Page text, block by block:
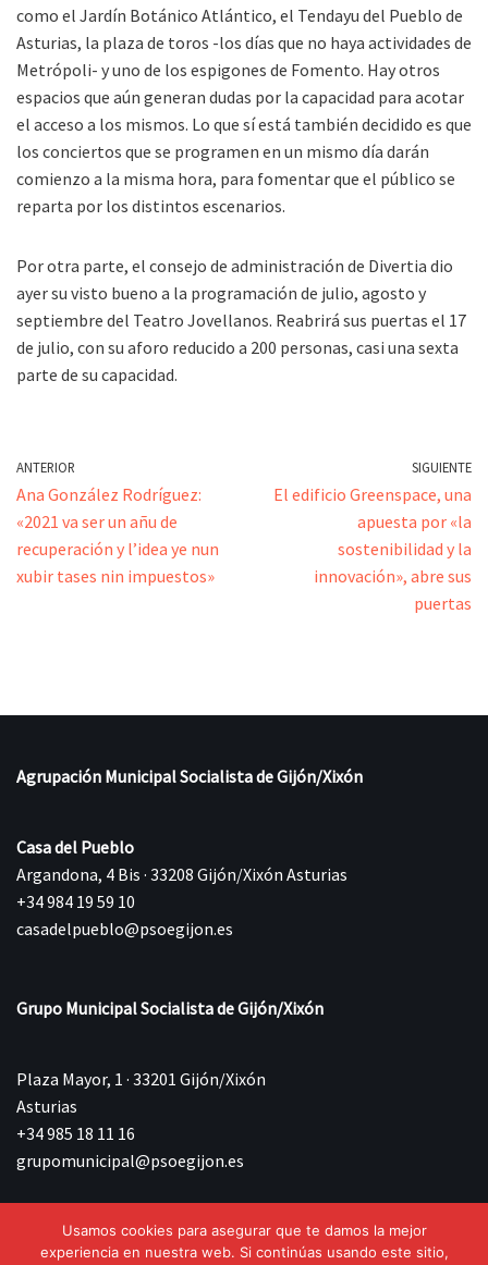
como el Jardín Botánico Atlántico, el Tendayu del Pueblo de
Asturias, la plaza de toros -los días que no haya actividades de
Metrópoli- y uno de los espigones de Fomento. Hay otros
espacios que aún generan dudas por la capacidad para acotar
el acceso a los mismos. Lo que sí está también decidido es que
los conciertos que se programen en un mismo día darán
comienzo a la misma hora, para fomentar que el público se
reparta por los distintos escenarios.
Por otra parte, el consejo de administración de Divertia dio
ayer su visto bueno a la programación de julio, agosto y
septiembre del Teatro Jovellanos. Reabrirá sus puertas el 17
de julio, con su aforo reducido a 200 personas, casi una sexta
parte de su capacidad.
ANTERIOR
Ana González Rodríguez:
«2021 va ser un añu de
recuperación y l’idea ye nun
xubir tases nin impuestos»
SIGUIENTE
El edificio Greenspace, una
apuesta por «la
sostenibilidad y la
innovación», abre sus
puertas
Agrupación Municipal Socialista de Gijón/Xixón
Casa del Pueblo
Argandona, 4 Bis · 33208 Gijón/Xixón Asturias
+34 984 19 59 10
casadelpueblo@psoegijon.es
Grupo Municipal Socialista de Gijón/Xixón
Plaza Mayor, 1 · 33201 Gijón/Xixón
Asturias
+34 985 18 11 16
grupomunicipal@psoegijon.es
©{current_year} Agrupación Municipal Socialista de
Usamos cookies para asegurar que te damos la mejor
experiencia en nuestra web. Si continúas usando este sitio,